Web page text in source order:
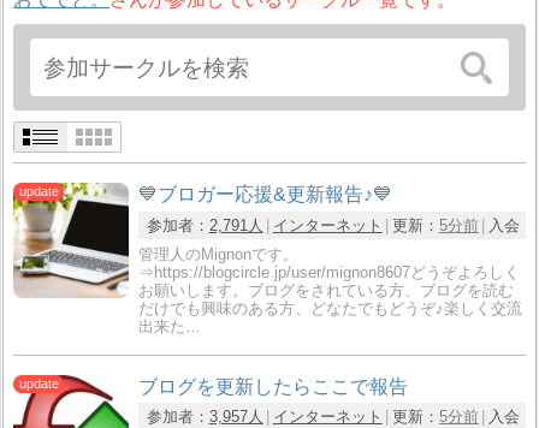
💙ブロガー応援&更新報告♪💙
参加者： 2,791人 インターネット 更新： 5分前 入会：
管理人のMignonです。
⇒https://blogcircle.jp/user/mignon8607どうぞよろしく
お願いします。ブログをされている方、ブログを読む
だけでも興味のある方、どなたでもどうぞ♪楽しく交流
出来た…
ブログを更新したらここで報告
参加者： 3,957人 インターネット 更新： 5分前 入会：